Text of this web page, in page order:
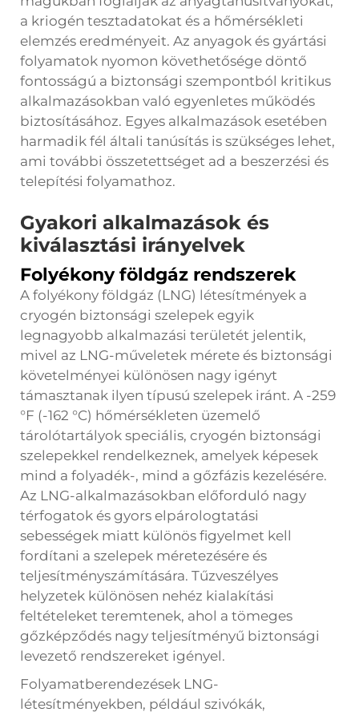
a kriogén tesztadatokat és a hőmérsékleti
elemzés eredményeit. Az anyagok és gyártási
folyamatok nyomon követhetősége döntő
fontosságú a biztonsági szempontból kritikus
alkalmazásokban való egyenletes működés
biztosításához. Egyes alkalmazások esetében
harmadik fél általi tanúsítás is szükséges lehet,
ami további összetettséget ad a beszerzési és
telepítési folyamathoz.
Gyakori alkalmazások és
kiválasztási irányelvek
Folyékony földgáz rendszerek
A folyékony földgáz (LNG) létesítmények a
cryogén biztonsági szelepek egyik
legnagyobb alkalmazási területét jelentik,
mivel az LNG-műveletek mérete és biztonsági
követelményei különösen nagy igényt
támasztanak ilyen típusú szelepek iránt. A -259
°F (-162 °C) hőmérsékleten üzemelő
tárolótartályok speciális, cryogén biztonsági
szelepekkel rendelkeznek, amelyek képesek
mind a folyadék-, mind a gőzfázis kezelésére.
Az LNG-alkalmazásokban előforduló nagy
térfogatok és gyors elpárologtatási
sebességek miatt különös figyelmet kell
fordítani a szelepek méretezésére és
teljesítményszámítására. Tűzveszélyes
helyzetek különösen nehéz kialakítási
feltételeket teremtenek, ahol a tömeges
gőzképződés nagy teljesítményű biztonsági
levezető rendszereket igényel.
Folyamatberendezések LNG-
létesítményekben, például szivókák,